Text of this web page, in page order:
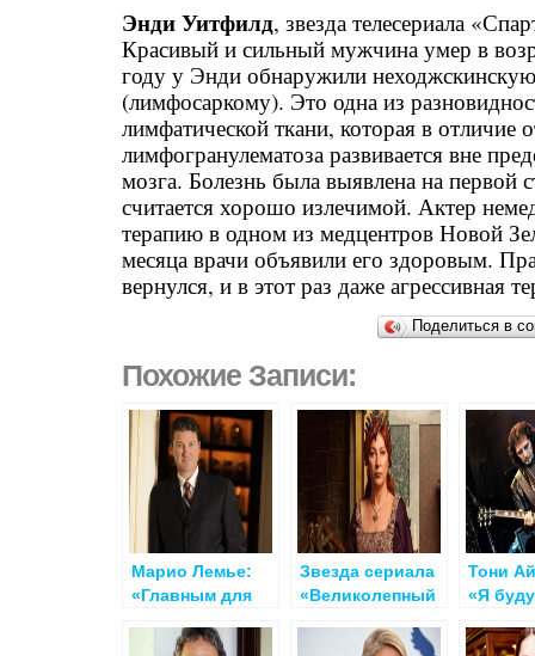
Энди Уитфилд, звезда телесериала
Красивый и сильный мужчина умер в
году у Энди обнаружили
(лимфосаркому). Это одна из
лимфатической ткани, которая в отличие
лимфогранулематоза развивается вне
мозга. Болезнь была выявлена на первой
считается хорошо излечимой. Актер
терапию в одном из медцентров Новой
месяца врачи объявили его здоровым.
вернулся, и в этот раз даже агрессивная
Поделиться в
Похожие Записи:
Марио Лемье:
«Главным для
избавиться от
Звезда сериала
«Великолепный
полоса в моей
Тони
«Я буду
раком